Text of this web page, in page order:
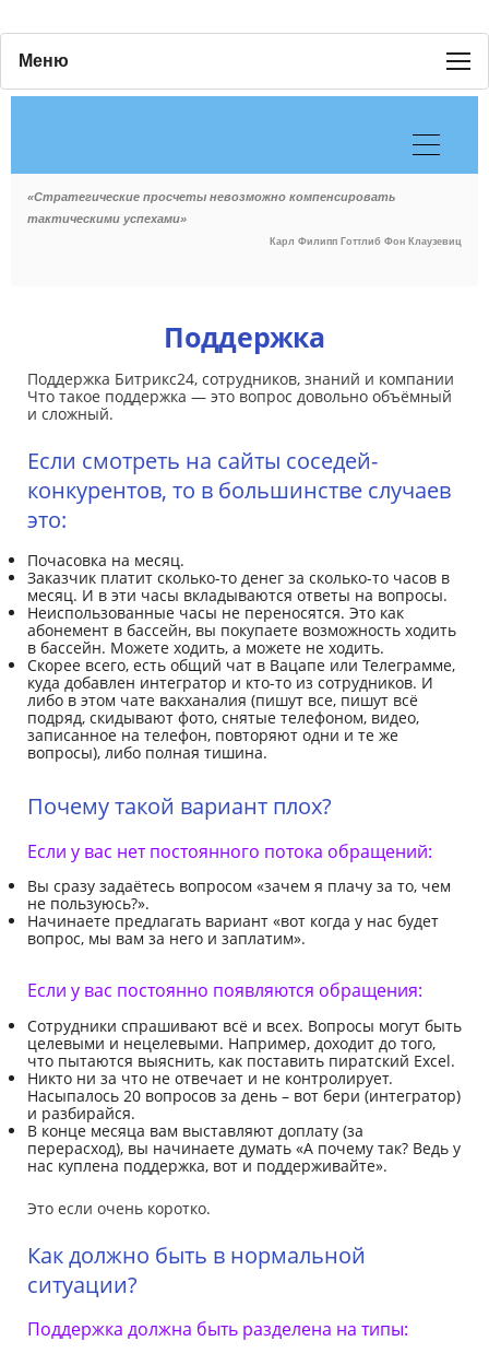
Меню
«Стратегические просчеты невозможно компенсировать
тактическими успехами»
Карл Филипп Готтлиб Фон Клаузевиц
Поддержка
Поддержка Битрикс24, сотрудников, знаний и компании
Что такое поддержка — это вопрос довольно объёмный
и сложный.
Если смотреть на сайты соседей-
конкурентов, то в большинстве случаев
это:
Почасовка на месяц.
Заказчик платит сколько-то денег за сколько-то часов в
месяц. И в эти часы вкладываются ответы на вопросы.
Неиспользованные часы не переносятся. Это как
абонемент в бассейн, вы покупаете возможность ходить
в бассейн. Можете ходить, а можете не ходить.
Скорее всего, есть общий чат в Вацапе или Телеграмме,
куда добавлен интегратор и кто-то из сотрудников. И
либо в этом чате вакханалия (пишут все, пишут всё
подряд, скидывают фото, снятые телефоном, видео,
записанное на телефон, повторяют одни и те же
вопросы), либо полная тишина.
Почему такой вариант плох?
Если у вас нет постоянного потока обращений:
Вы сразу задаётесь вопросом «зачем я плачу за то, чем
не пользуюсь?».
Начинаете предлагать вариант «вот когда у нас будет
вопрос, мы вам за него и заплатим».
Если у вас постоянно появляются обращения:
Сотрудники спрашивают всё и всех. Вопросы могут быть
целевыми и нецелевыми. Например, доходит до того,
что пытаются выяснить, как поставить пиратский Excel.
Никто ни за что не отвечает и не контролирует.
Насыпалось 20 вопросов за день – вот бери (интегратор)
и разбирайся.
В конце месяца вам выставляют доплату (за
перерасход), вы начинаете думать «А почему так? Ведь у
нас куплена поддержка, вот и поддерживайте».
Это если очень коротко.
Как должно быть в нормальной
ситуации?
Поддержка должна быть разделена на типы: